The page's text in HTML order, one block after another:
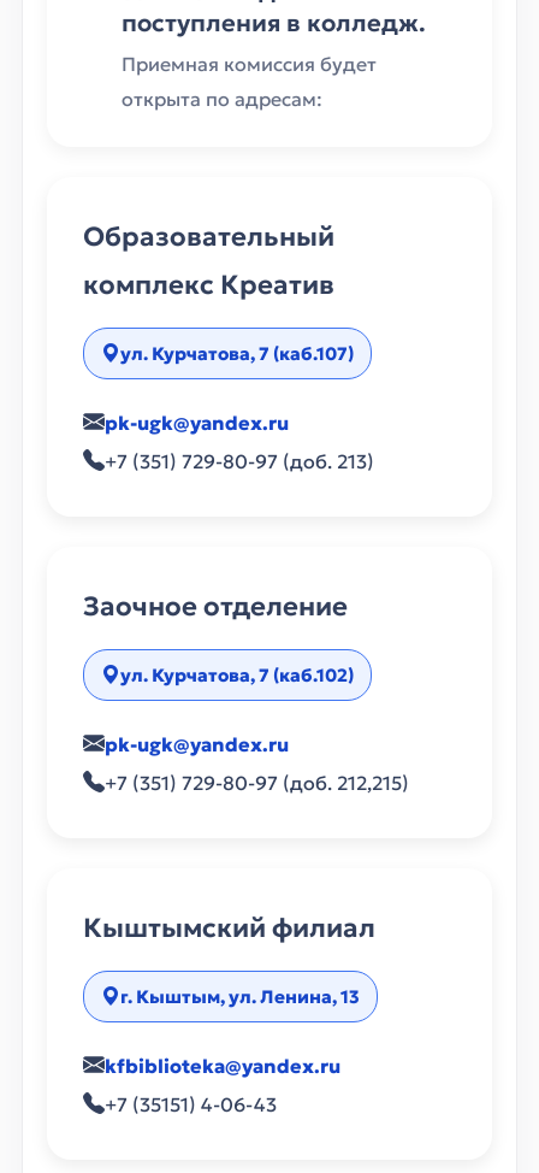
поступления в колледж.
Приемная комиссия будет
открыта по адресам:
Образовательный
комплекс Креатив
ул. Курчатова, 7 (каб.107)
pk-ugk@yandex.ru
+7 (351) 729-80-97 (доб. 213)
Заочное отделение
ул. Курчатова, 7 (каб.102)
pk-ugk@yandex.ru
+7 (351) 729-80-97 (доб. 212,215)
Кыштымский филиал
г. Кыштым, ул. Ленина, 13
kfbiblioteka@yandex.ru
+7 (35151) 4-06-43